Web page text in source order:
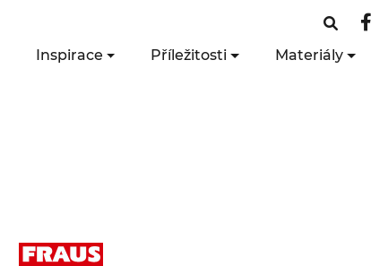
Inspirace Příležitosti Materiály